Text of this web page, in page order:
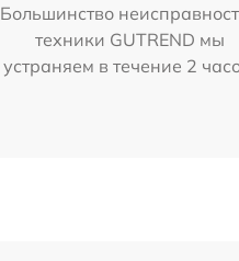
Большинство
техники GUTREND мы
устраняем в течение 2